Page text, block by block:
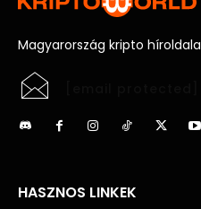
Magyarország kripto híroldala
HASZNOS LINKEK